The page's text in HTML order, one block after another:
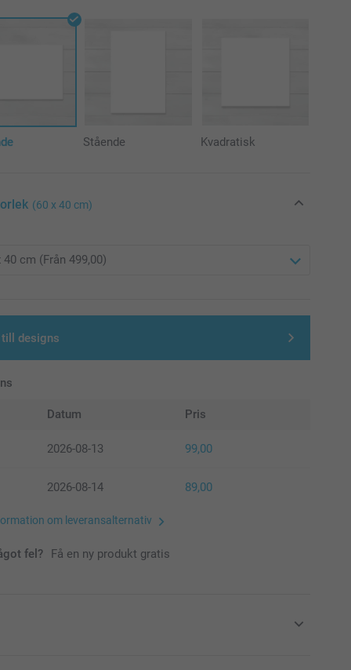
Stående Kvadratisk
(60 x 40 cm)
till designs
Datum Pris
2026-08-13 99,00
2026-08-14 89,00
om leveransalternativ
fel? Få en ny produkt gratis